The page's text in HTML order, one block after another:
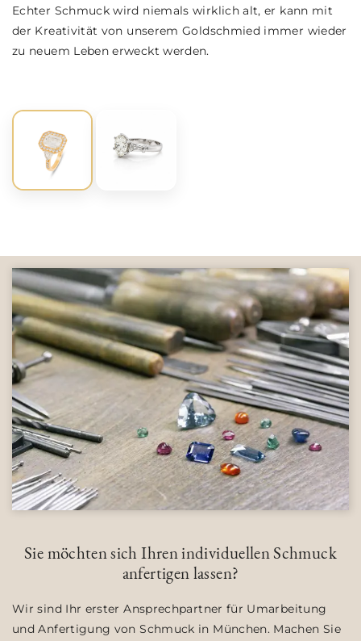
Echter Schmuck wird niemals wirklich alt, er kann mit
der Kreativität von unserem Goldschmied immer wieder
zu neuem Leben erweckt werden.
Sie möchten sich Ihren individuellen Schmuck
anfertigen lassen?
Wir sind Ihr erster Ansprechpartner für Umarbeitung
und Anfertigung von Schmuck in München. Machen Sie